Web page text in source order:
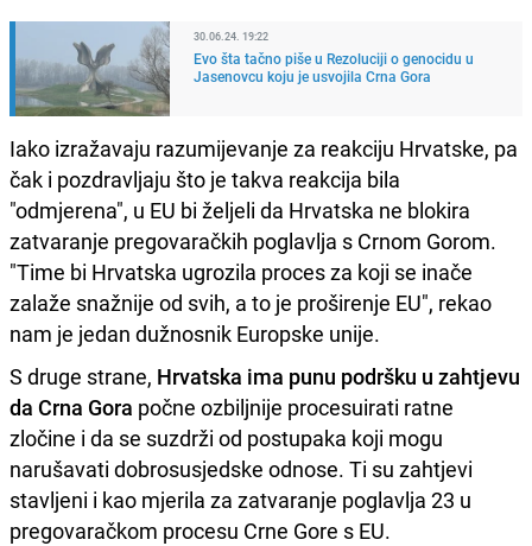
30.06.24. 19:22
Evo šta tačno piše u Rezoluciji o genocidu u
Jasenovcu koju je usvojila Crna Gora
Iako izražavaju razumijevanje za reakciju Hrvatske, pa
čak i pozdravljaju što je takva reakcija bila
"odmjerena", u EU bi željeli da Hrvatska ne blokira
zatvaranje pregovaračkih poglavlja s Crnom Gorom.
"Time bi Hrvatska ugrozila proces za koji se inače
zalaže snažnije od svih, a to je proširenje EU", rekao
nam je jedan dužnosnik Europske unije.
S druge strane, Hrvatska ima punu podršku u zahtjevu
da Crna Gora počne ozbiljnije procesuirati ratne
zločine i da se suzdrži od postupaka koji mogu
narušavati dobrosusjedske odnose. Ti su zahtjevi
stavljeni i kao mjerila za zatvaranje poglavlja 23 u
pregovaračkom procesu Crne Gore s EU.